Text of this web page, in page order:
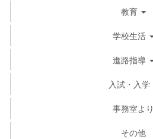
教育
学校生活
進路指導
入試・入学
事務室より
その他